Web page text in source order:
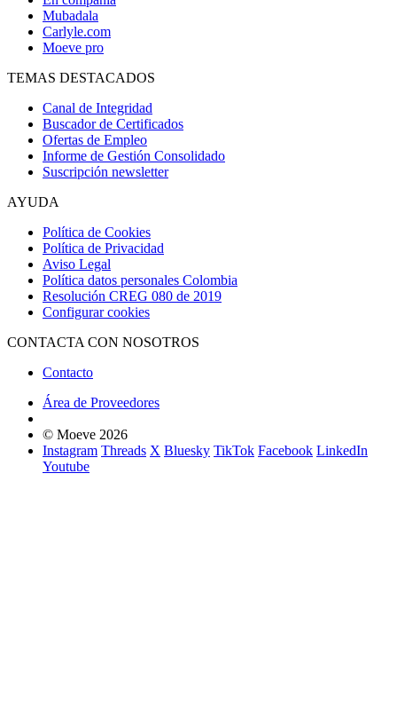
Mubadala
Carlyle.com
Moeve pro
TEMAS DESTACADOS
Canal de Integridad
Buscador de Certificados
Ofertas de Empleo
Informe de Gestión Consolidado
Suscripción newsletter
AYUDA
Política de Cookies
Política de Privacidad
Aviso Legal
Política datos personales Colombia
Resolución CREG 080 de 2019
Configurar cookies
CONTACTA CON NOSOTROS
Contacto
Área de Proveedores
© Moeve 2026
Instagram Threads X Bluesky TikTok Facebook LinkedIn
Youtube